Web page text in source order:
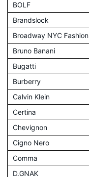
BOLF
Brandslock
Broadway NYC Fashion
Bruno Banani
Bugatti
Burberry
Calvin Klein
Certina
Chevignon
Cigno Nero
Comma
D.GNAK